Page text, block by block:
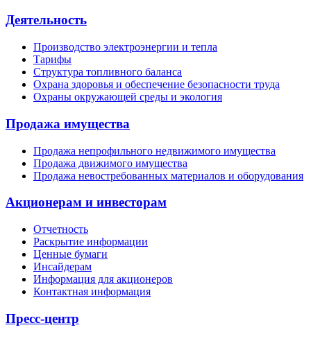
Деятельность
Производство электроэнергии и тепла
Тарифы
Структура топливного баланса
Охрана здоровья и обеспечение безопасности труда
Охраны окружающей среды и экология
Продажа имущества
Продажа непрофильного недвижимого имущества
Продажа движимого имущества
Продажа невостребованных материалов и оборудования
Акционерам и инвесторам
Отчетность
Раскрытие информации
Ценные бумаги
Инсайдерам
Информация для акционеров
Контактная информация
Пресс-центр